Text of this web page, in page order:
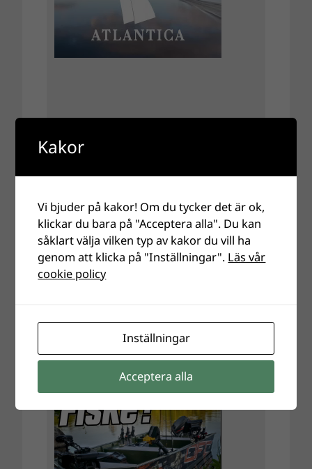
Kakor
Vi bjuder på kakor! Om du tycker det är ok,
klickar du bara på "Acceptera alla". Du kan
såklart välja vilken typ av kakor du vill ha
genom att klicka på "Inställningar". Läs vår
cookie policy
Inställningar
Acceptera alla